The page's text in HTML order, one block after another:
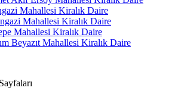
Mahallesi Kiralık Daire
Mahallesi Kiralık Daire
Mahallesi Kiralık Daire
Beyazıt Mahallesi Kiralık Daire